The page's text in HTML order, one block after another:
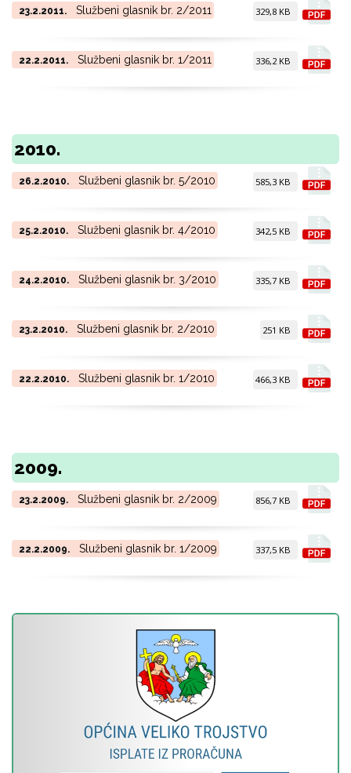
23.2.2011. Službeni glasnik br. 2/2011 329,8 KB
22.2.2011. Službeni glasnik br. 1/2011 336,2 KB
2010.
26.2.2010. Službeni glasnik br. 5/2010 585,3 KB
25.2.2010. Službeni glasnik br. 4/2010 342,5 KB
24.2.2010. Službeni glasnik br. 3/2010 335,7 KB
23.2.2010. Službeni glasnik br. 2/2010 251 KB
22.2.2010. Službeni glasnik br. 1/2010 466,3 KB
2009.
23.2.2009. Službeni glasnik br. 2/2009 856,7 KB
22.2.2009. Službeni glasnik br. 1/2009 337,5 KB